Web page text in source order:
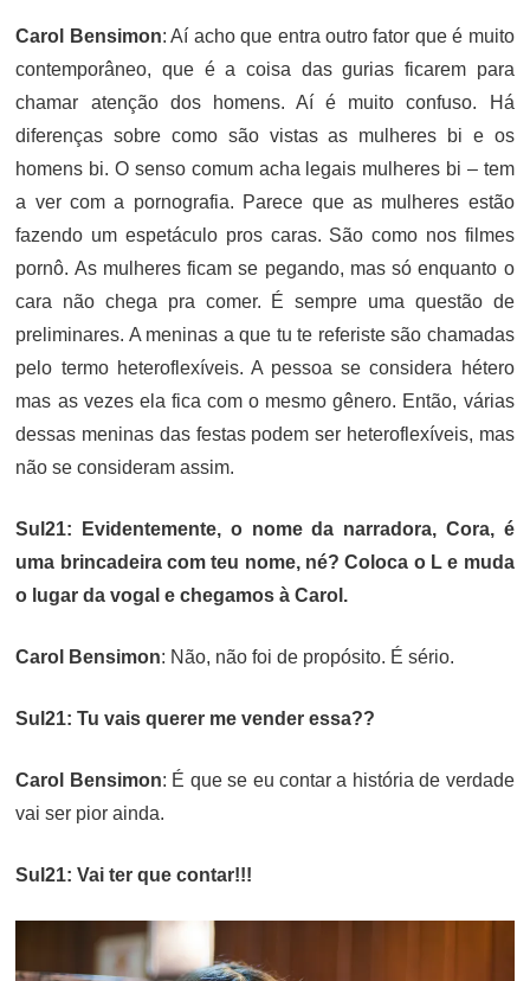
Carol Bensimon: Aí acho que entra outro fator que é muito
contemporâneo, que é a coisa das gurias ficarem para
chamar atenção dos homens. Aí é muito confuso. Há
diferenças sobre como são vistas as mulheres bi e os
homens bi. O senso comum acha legais mulheres bi – tem
a ver com a pornografia. Parece que as mulheres estão
fazendo um espetáculo pros caras. São como nos filmes
pornô. As mulheres ficam se pegando, mas só enquanto o
cara não chega pra comer. É sempre uma questão de
preliminares. A meninas a que tu te referiste são chamadas
pelo termo heteroflexíveis. A pessoa se considera hétero
mas as vezes ela fica com o mesmo gênero. Então, várias
dessas meninas das festas podem ser heteroflexíveis, mas
não se consideram assim.
Sul21: Evidentemente, o nome da narradora, Cora, é
uma brincadeira com teu nome, né? Coloca o L e muda
o lugar da vogal e chegamos à Carol.
Carol Bensimon: Não, não foi de propósito. É sério.
Sul21: Tu vais querer me vender essa??
Carol Bensimon: É que se eu contar a história de verdade
vai ser pior ainda.
Sul21: Vai ter que contar!!!